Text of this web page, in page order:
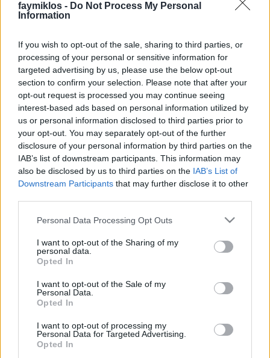
faymiklos - Do Not Process My Personal
Information
If you wish to opt-out of the sale, sharing to third parties, or
processing of your personal or sensitive information for
targeted advertising by us, please use the below opt-out
section to confirm your selection. Please note that after your
opt-out request is processed you may continue seeing
interest-based ads based on personal information utilized by
us or personal information disclosed to third parties prior to
your opt-out. You may separately opt-out of the further
disclosure of your personal information by third parties on the
IAB’s list of downstream participants. This information may
also be disclosed by us to third parties on the IAB’s List of
Downstream Participants that may further disclose it to other
Please note that this website/app uses one or more Google
not limited to your visit or usage behaviour. You may click to
grant or deny consent to Google and its third-party tags to
use your data for below specified purposes in below Google
consent section.
Personal Data Processing Opt Outs
I want to opt-out of the Sharing of my
personal data.
Opted In
I want to opt-out of the Sale of my
Personal Data.
Opted In
I want to opt-out of processing my
Personal Data for Targeted Advertising.
Opted In
Közben meg ott áll a lemezborítón, kalapban,
években. Vagy ha Bakfarkból nem, akkor Benkőből.
vagy az Ötödfélszáz énekek című lemezek, ahol
nemcsak a szép hangúak, de popénekesek is
furcsa valóságosság, hiszen nyilván nem a végletekig
kiművelt hangok énekelték régen a műveket, nem
megvan-e még. Két évtizeddel később Sting is
ilyesmivel koncertezett.